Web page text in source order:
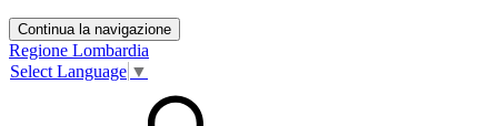
Continua la navigazione
Regione Lombardia
Select Language ▼